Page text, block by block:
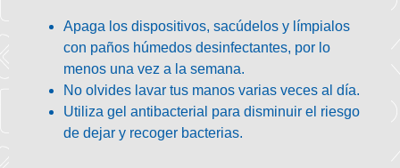
Apaga los dispositivos, sacúdelos y límpialos
con paños húmedos desinfectantes, por lo
menos una vez a la semana.
No olvides lavar tus manos varias veces al día.
Utiliza gel antibacterial para disminuir el riesgo
de dejar y recoger bacterias.